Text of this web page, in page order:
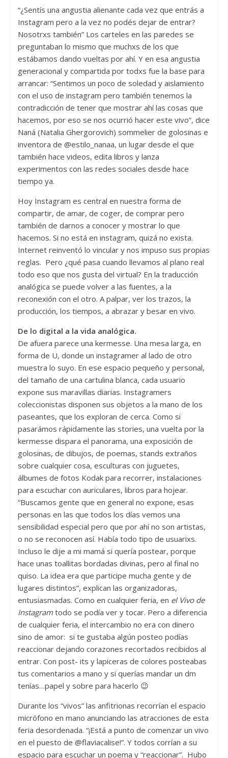
“¿Sentís una angustia alienante cada vez que entrás a
Instagram pero a la vez no podés dejar de entrar?
Nosotrxs también” Los carteles en las paredes se
preguntaban lo mismo que muchxs de los que
estábamos dando vueltas por ahí. Y en esa angustia
generacional y compartida por todxs fue la base para
arrancar: “Sentimos un poco de soledad y aislamiento
con el uso de instagram pero también tenemos la
contradicción de tener que mostrar ahí las cosas que
hacemos, por eso se nos ocurrió hacer este vivo”, dice
Naná (Natalia Ghergorovich) sommelier de golosinas e
inventora de @estilo_nanaa, un lugar desde el que
también hace videos, edita libros y lanza
experimentos con las redes sociales desde hace
tiempo ya.
Hoy Instagram es central en nuestra forma de
compartir, de amar, de coger, de comprar pero
también de darnos a conocer y mostrar lo que
hacemos. Si no está en instagram, quizá no exista.
Internet reinventó lo vincular y nos impuso sus propias
reglas. Pero ¿qué pasa cuando llevamos al plano real
todo eso que nos gusta del virtual? En la traducción
analógica se puede volver a las fuentes, a la
reconexión con el otro. A palpar, ver los trazos, la
producción, los tiempos, a abrazar y besar en vivo.
De lo digital a la vida analógica.
De afuera parece una kermesse. Una mesa larga, en
forma de U, donde un instagramer al lado de otro
muestra lo suyo. En ese espacio pequeño y personal,
del tamaño de una cartulina blanca, cada usuario
expone sus maravillas diarias. Instagramers
coleccionistas disponen sus objetos a la mano de los
paseantes, que los exploran de cerca. Como si
pasarámos rápidamente las stories, una vuelta por la
kermesse dispara el panorama, una exposición de
golosinas, de dibujos, de poemas, stands extraños
sobre cualquier cosa, esculturas con juguetes,
álbumes de fotos Kodak para recorrer, instalaciones
para escuchar con auriculares, libros para hojear.
“Buscamos gente que en general no expone, esas
personas en las que todos los días vemos una
sensibilidad especial pero que por ahí no son artistas,
o no se reconocen así. Había todo tipo de usuarixs.
Incluso le dije a mi mamá si quería postear, porque
hace unas toallitas bordadas divinas, pero al final no
quiso. La idea era que participe mucha gente y de
lugares distintos”, explican las organizadoras,
entusiasmadas. Como en cualquier feria, en el Vivo de
Instagramtodo se podía ver y tocar. Pero a diferencia
de cualquier feria, el intercambio no era con dinero
sino de amor: si te gustaba algún posteo podías
reaccionar dejando corazones recortados recibidos al
entrar. Con post- its y lapiceras de colores posteabas
tus comentarios a mano y si querías mandar un dm
tenías…papel y sobre para hacerlo 😉
Durante los “vivos” las anfitrionas recorrían el espacio
micrófono en mano anunciando las atracciones de esta
feria desordenada. “¡Está a punto de comenzar un vivo
en el puesto de @flaviacalise!”. Y todos corrían a su
espacio para escuchar un poema y “reaccionar”. Hubo